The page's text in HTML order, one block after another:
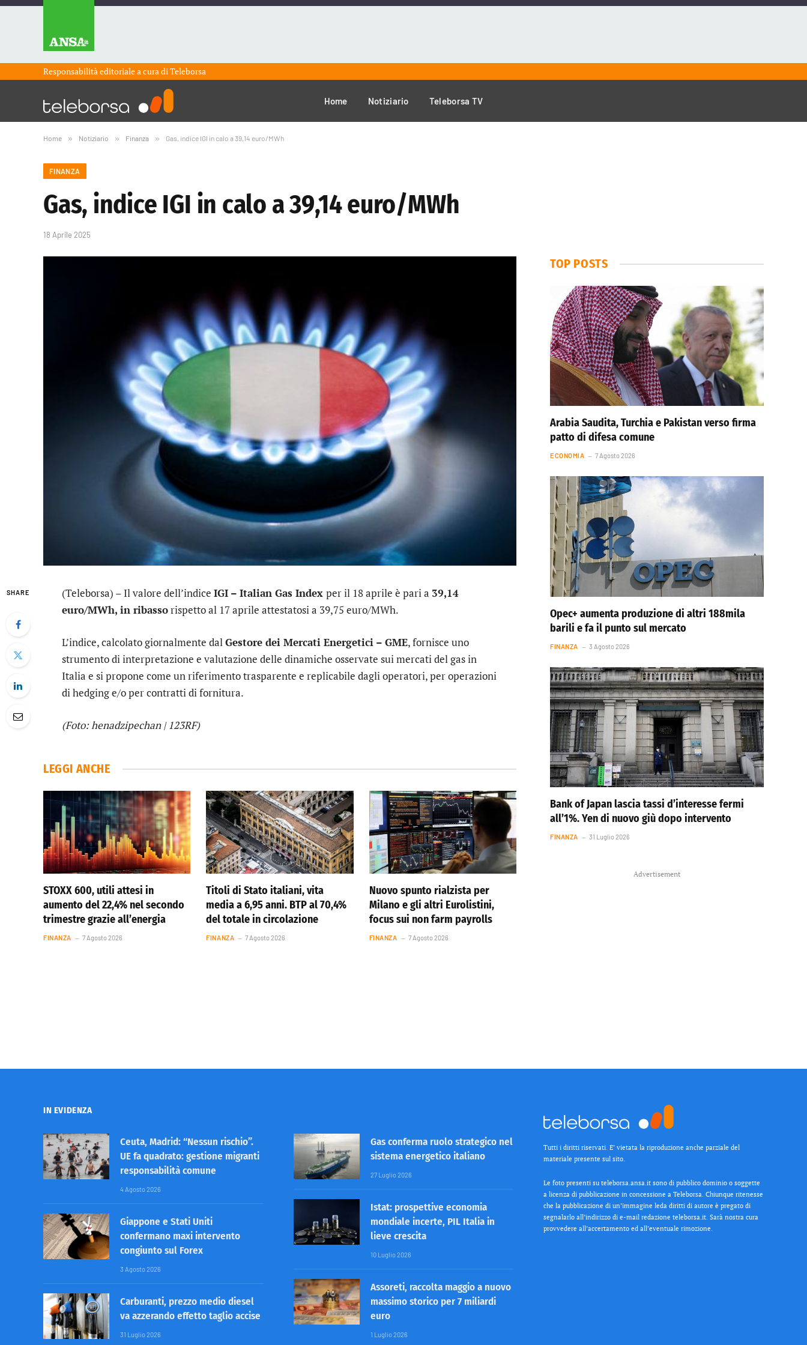
Responsabilità editoriale a cura diTeleborsa
Home Notiziario Teleborsa TV
Home » Notiziario » Finanza » Gas, indice IGI in calo a 39,14 euro/MWh
FINANZA
Gas, indice IGI in calo a 39,14 euro/MWh
18 Aprile 2025
SHARE (Teleborsa) – Il valore dell’indice IGI – Italian Gas Index per il 18 aprile è pari a 39,14
euro/MWh, in ribassorispetto al 17 aprile attestatosi a 39,75 euro/MWh.
L’indice, calcolato giornalmente dalGestore dei Mercati Energetici – GME, fornisce uno
strumento di interpretazione e valutazione delle dinamiche osservate sui mercati del gas in
Italia e si propone come un riferimento trasparente e replicabile dagli operatori, per operazioni
di hedging e/o per contratti di fornitura.
(Foto: henadzipechan | 123RF)
LEGGI ANCHE
STOXX 600, utili attesi in
aumento del 22,4% nel secondo
trimestre grazie all’energia
FINANZA 7 Agosto 2026
Titoli di Stato italiani, vita
media a 6,95 anni. BTP al 70,4%
del totale in circolazione
FINANZA 7 Agosto 2026
Nuovo spunto rialzista per
Milano e gli altri Eurolistini,
focus sui non farm payrolls
FINANZA 7 Agosto 2026
TOP POSTS
Arabia Saudita, Turchia e Pakistan verso firma
patto di difesa comune
ECONOMIA 7 Agosto 2026
Opec+ aumenta produzione di altri 188mila
barili e fa il punto sul mercato
FINANZA 3 Agosto 2026
Bank of Japan lascia tassi d’interesse fermi
all’1%. Yen di nuovo giù dopo intervento
FINANZA 31 Luglio 2026
Advertisement
IN EVIDENZA
Ceuta, Madrid: “Nessun rischio”.
UE fa quadrato: gestione migranti
responsabilità comune
4 Agosto 2026
Giappone e Stati Uniti
confermano maxi intervento
congiunto sul Forex
3 Agosto 2026
Carburanti, prezzo medio diesel
va azzerando effetto taglio accise
31 Luglio 2026
Gas conferma ruolo strategico nel
sistema energetico italiano
27 Luglio 2026
Istat: prospettive economia
mondiale incerte, PIL Italia in
lieve crescita
10 Luglio 2026
Assoreti, raccolta maggio a nuovo
massimo storico per 7 miliardi
euro
1 Luglio 2026
Tutti i diritti riservati. E’ vietata la riproduzione anche parziale del
materiale presente sul sito.
Le foto presenti su teleborsa.ansa.it sono di pubblico dominio o soggette
a licenza di pubblicazione in concessione a Teleborsa. Chiunque ritenesse
che la pubblicazione di un’immagine leda diritti di autore è pregato di
segnalarlo all’indirizzo di e-mail redazione teleborsa.it. Sarà nostra cura
provvedere all’accertamento ed all’eventuale rimozione.